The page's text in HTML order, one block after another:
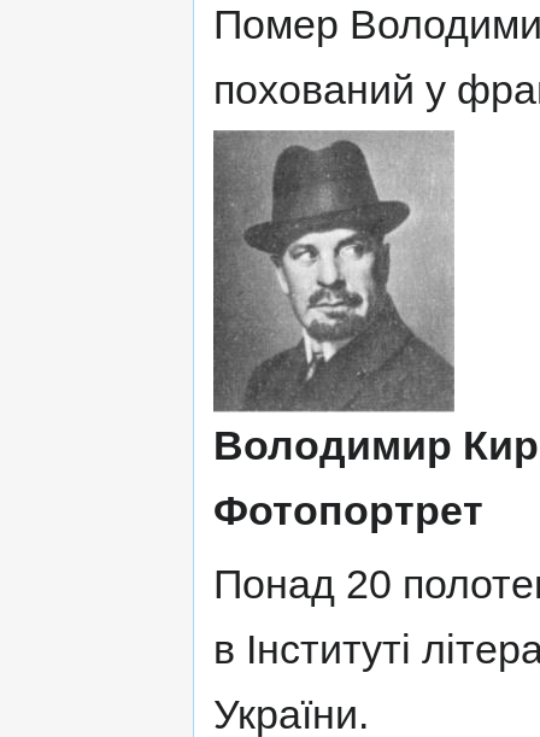
Помер
похований у
Володимир
Фотопортрет
Понад 20
в Інституті
України.